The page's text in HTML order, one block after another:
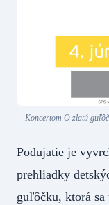
Koncertom O zlatú
Podujatie je
prehliadky
guľôčku, ktorá